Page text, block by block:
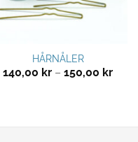
HÅRNÅLER
140,00 kr – 150,00 kr